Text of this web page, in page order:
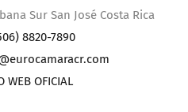
Sur San José Costa Rica
8820-7890
WEB OFICIAL